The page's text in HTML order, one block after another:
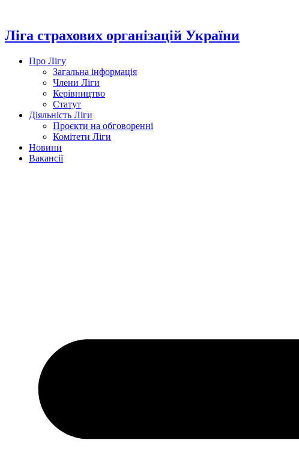
вмісту
Ліга страхових організацій України
Про Лігу
Загальна інформація
Члени Ліги
Керівництво
Статут
Діяльність Ліги
Проєкти на обговоренні
Комітети Ліги
Новини
Вакансії